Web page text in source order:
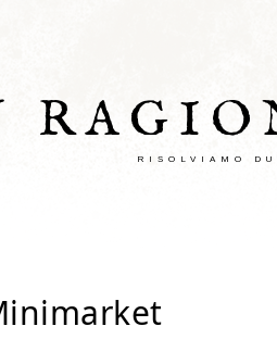
RISOLVIAMO